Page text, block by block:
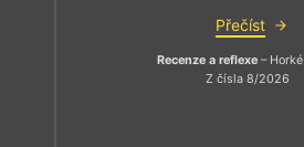
Přečíst
Recenze a reflexe –
Z čísla 8/2026